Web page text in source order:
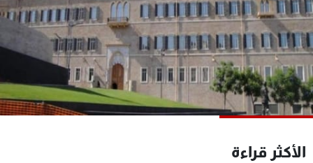
الأكثر قراءة
البرامج
جدول البرامج
شاهد البرامج
الترددات
عن MTV
لاعلاناتكم
وظائف